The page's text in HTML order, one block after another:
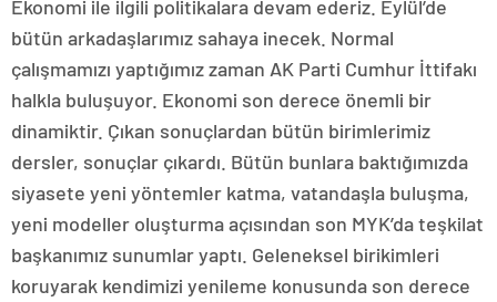
Ekonomi ile ilgili politikalara devam ederiz. Eylül’de
bütün arkadaşlarımız sahaya inecek. Normal
çalışmamızı yaptığımız zaman AK Parti Cumhur İttifakı
halkla buluşuyor. Ekonomi son derece önemli bir
dinamiktir. Çıkan sonuçlardan bütün birimlerimiz
dersler, sonuçlar çıkardı. Bütün bunlara baktığımızda
siyasete yeni yöntemler katma, vatandaşla buluşma,
yeni modeller oluşturma açısından son MYK’da teşkilat
başkanımız sunumlar yaptı. Geleneksel birikimleri
koruyarak kendimizi yenileme konusunda son derece